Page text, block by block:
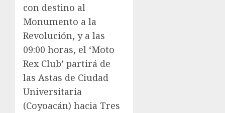
con destino al
Monumento a la
Revolución, y a las
09:00 horas, el ‘Moto
Rex Club’ partirá de
las Astas de Ciudad
Universitaria
(Coyoacán) hacia Tres